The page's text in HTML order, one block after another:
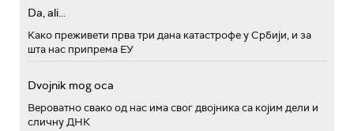
Da, ali...
Како преживети прва три дана катастрофе у Србији, и за
шта нас припрема ЕУ
Dvojnik mog oca
Вероватно свако од нас има свог двојника са којим дели и
сличну ДНК